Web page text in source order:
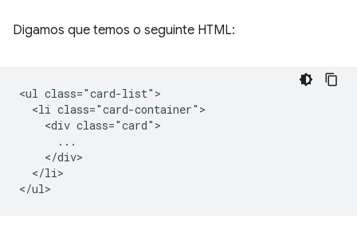
Digamos que temos o seguinte HTML:
<ul class="card-list">
  <li class="card-container">
    <div class="card">
      ...
    </div>
  </li>